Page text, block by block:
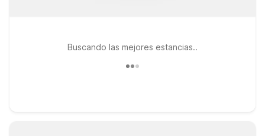
Buscando las mejores estancias..